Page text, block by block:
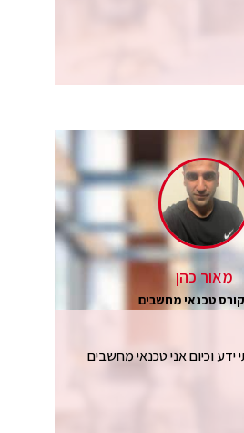
מאור כהן
קורס טכנאי מחשבים
וכיום אני טכנאי מחשבים